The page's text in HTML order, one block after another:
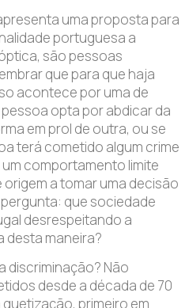
uma proposta para
portuguesa a
são pessoas
que para que haja
acontece por uma de
opta por abdicar da
em prol de outra, ou se
terá cometido algum crime
comportamento limite
origem a tomar uma decisão
que sociedade
desrespeitando a
desta maneira?
discriminação? Não
desde a década de 70
primeiro em